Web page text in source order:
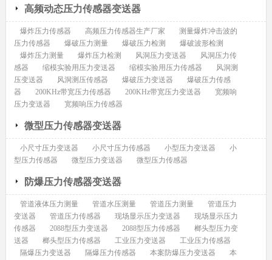
高频动态压力传感器变送器
爆炸压力传感器 高频压力传感器生产厂家
测量爆炸冲击波的
压力传感器
爆破压力测量 爆破压力检测
爆破波形检测
爆炸压力测量
爆炸压力检测 风洞压力变送器
风洞压力传
感器
缩模实验用压力变送器 缩模实验用压力传感器
风洞测
压变送器
风洞测压传感器 爆破压力变送器
爆破压力传感
器
200KHz带宽压力传感器 200KHz带宽压力变送器
宽频响
压力变送器
宽频响压力传感器
微型压力传感器变送器
小尺寸压力变送器 小尺寸压力传感器 小型压力变送器
小
型压力传感器
微型压力变送器 微型压力传感器
防爆压力传感器变送器
管道液体压力测量 管道水压测量 管道压力测量
管道压力
变送器
管道压力传感器 现场显示压力变送器
现场显示压力
传感器
2088型压力变送器 2088型压力传感器
榔头型压力变
送器
榔头型压力传感器 工业压力变送器
工业压力传感器
隔爆压力变送器
隔爆压力传感器 本案防爆压力变送器
本